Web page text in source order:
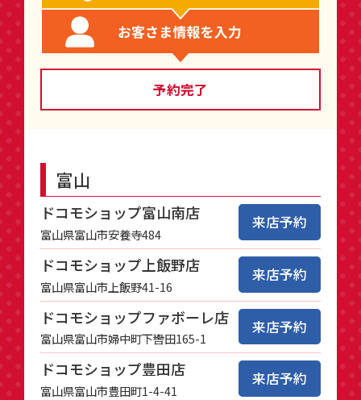
予約完了
富山
ドコモショップ富山南店
富山県富山市安養寺484
来店予約
ドコモショップ上飯野店
富山県富山市上飯野41-16
来店予約
ドコモショップファボーレ店
富山県富山市婦中町下轡田165-1
来店予約
ドコモショップ豊田店
富山県富山市豊田町1-4-41
来店予約